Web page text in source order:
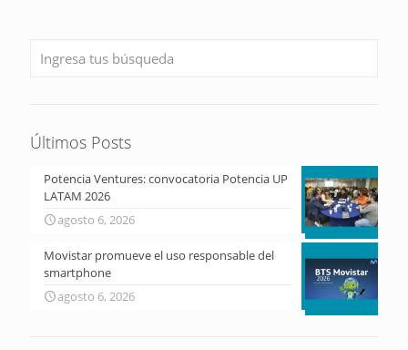
Últimos Posts
Potencia Ventures: convocatoria Potencia UP
LATAM 2026
agosto 6, 2026
Movistar promueve el uso responsable del
smartphone
agosto 6, 2026